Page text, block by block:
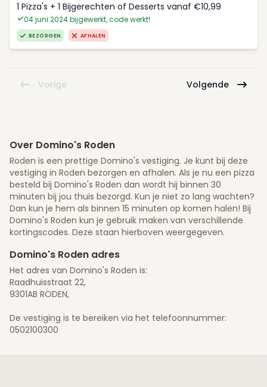
1 Pizza's + 1 Bijgerechten of Desserts vanaf €10,99
04 juni 2024 bijgewerkt, code werkt!
BEZORGEN AFHALEN
Vorige Volgende
Over Domino's Roden
Roden is een prettige Domino's vestiging. Je kunt bij deze
vestiging in Roden bezorgen en afhalen. Als je nu een pizza
besteld bij Domino's Roden dan wordt hij binnen 30
minuten bij jou thuis bezorgd. Kun je niet zo lang wachten?
Dan kun je hem als binnen 15 minuten op komen halen! Bij
Domino's Roden kun je gebruik maken van verschillende
kortingscodes. Deze staan hierboven weergegeven.
Domino's Roden adres
Het adres van Domino's Roden is:
Raadhuisstraat 22,
9301AB RODEN,
De vestiging is te bereiken via het telefoonnummer:
0502100300